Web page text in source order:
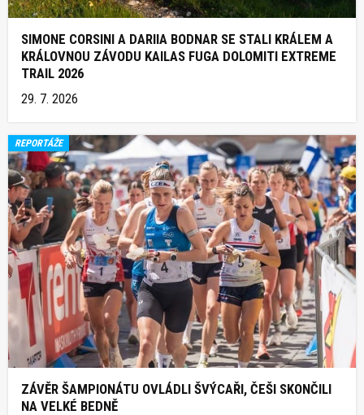
SIMONE CORSINI A DARIIA BODNAR SE STALI KRÁLEM A
KRÁLOVNOU ZÁVODU KAILAS FUGA DOLOMITI EXTREME
TRAIL 2026
29. 7. 2026
REPORTÁŽE
ZÁVĚR ŠAMPIONÁTU OVLÁDLI ŠVÝCAŘI, ČEŠI SKONČILI
NA VELKÉ BEDNĚ